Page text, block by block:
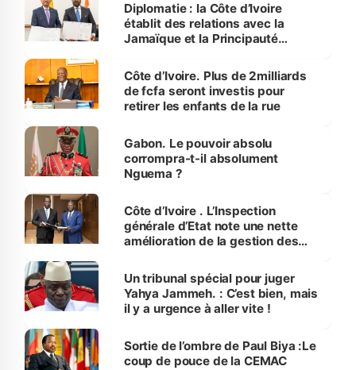
Diplomatie : la Côte d’Ivoire
établit des relations avec la
Jamaïque et la Principauté
Côte d’Ivoire. Plus de 2milliards
de fcfa seront investis pour
retirer les enfants de la rue
Gabon. Le pouvoir absolu
corrompra-t-il absolument
Nguema ?
Côte d’Ivoire . L’Inspection
générale d’Etat note une nette
amélioration de la gestion des
Un tribunal spécial pour juger
Yahya Jammeh. : C’est bien, mais
il y a urgence à aller vite !
Sortie de l’ombre de Paul Biya :Le
coup de pouce de la CEMAC